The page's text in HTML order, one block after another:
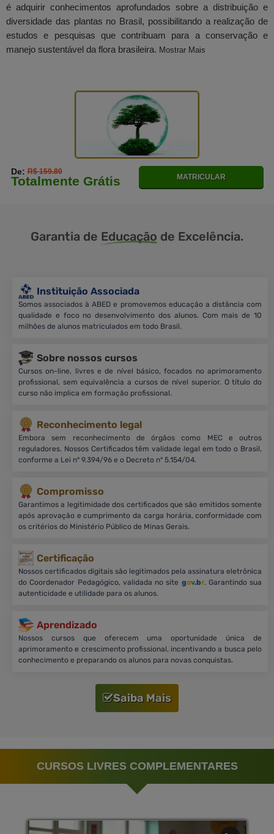
é adquirir conhecimentos aprofundados sobre a distribuição e
diversidade das plantas no Brasil, possibilitando a realização de
estudos e pesquisas que contribuam para a conservação e
manejo sustentável da flora brasileira. Mostrar Mais
De:R$ 159.80
Totalmente Grátis MATRICULAR
Garantia de Educação de Excelência.
Instituição Associada
Somos associados à ABED e promovemos educação a distância com
qualidade e foco no desenvolvimento dos alunos. Com mais de 10
milhões de alunos matriculados em todo Brasil.
Sobre nossos cursos
Cursos on-line, livres e de nível básico, focados no aprimoramento
profissional, sem equivalência a cursos de nível superior. O título do
curso não implica em formação profissional.
Reconhecimento legal
Embora sem reconhecimento de órgãos como MEC e outros
reguladores. Nossos Certificados têm validade legal em todo o Brasil,
conforme a Lei nº 9.394/96 e o Decreto nº 5.154/04.
Compromisso
Garantimos a legitimidade dos certificados que são emitidos somente
após aprovação e cumprimento da carga horária, conformidade com
os critérios do Ministério Público de Minas Gerais.
Certificação
Nossos certificados digitais são legitimados pela assinatura eletrônica
do Coordenador Pedagógico, validada no site gov.br. Garantindo sua
autenticidade e utilidade para os alunos.
Aprendizado
Nossos cursos que oferecem uma oportunidade única de
aprimoramento e crescimento profissional, incentivando a busca pelo
conhecimento e preparando os alunos para novas conquistas.
Saiba Mais
CURSOS LIVRES COMPLEMENTARES